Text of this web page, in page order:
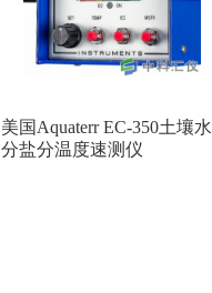
美国Aquaterr EC-350土壤水
分盐分温度速测仪